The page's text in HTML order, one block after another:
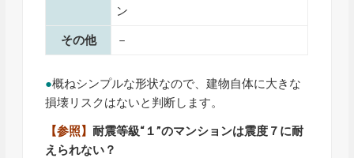
ン
その他 －
●概ねシンプルな形状なので、建物自体に大きな
損壊リスクはないと判断します。
【参照】耐震等級“１”のマンションは震度７に耐
えられない？